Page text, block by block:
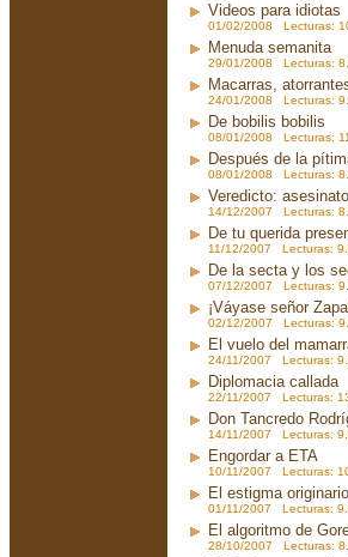
Videos para idiotas
01/02/2008 Lecturas:
Menuda semanita
29/01/2008 Lecturas:
Macarras,
24/01/2008 Lecturas:
De bobilis bobilis
08/01/2008 Lecturas:
Después de la
08/01/2008 Lecturas:
Veredicto: asesinato
14/12/2007 Lecturas:
De tu querida
11/12/2007 Lecturas:
De la secta y los
07/12/2007 Lecturas:
¡Váyase señor
02/12/2007 Lecturas:
El vuelo del
24/11/2007 Lecturas:
Diplomacia callada
22/11/2007 Lecturas:
Don Tancredo
14/11/2007 Lecturas:
Engordar a ETA
10/11/2007 Lecturas:
El estigma originario
01/11/2007 Lecturas:
El algoritmo de
28/10/2007 Lecturas: